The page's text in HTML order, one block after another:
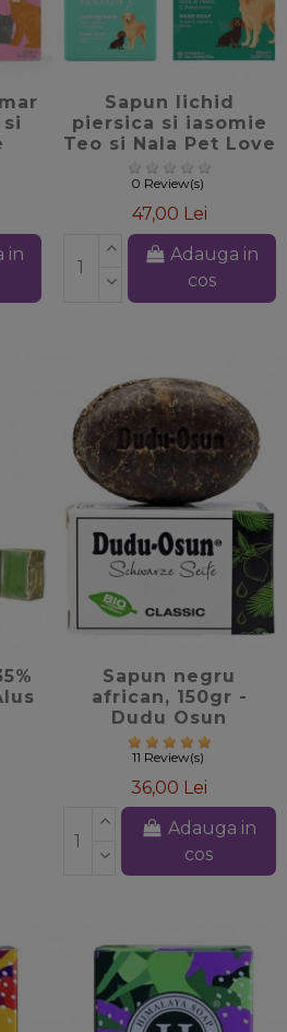
in
Sapun lichid
piersica si iasomie
Teo si Nala Pet Love
Bioearth, 300ml
0 Review(s)
47,00 Lei
Adauga in
cos
Sapun negru
african, 150gr -
Dudu Osun
11 Review(s)
36,00 Lei
Adauga in
cos